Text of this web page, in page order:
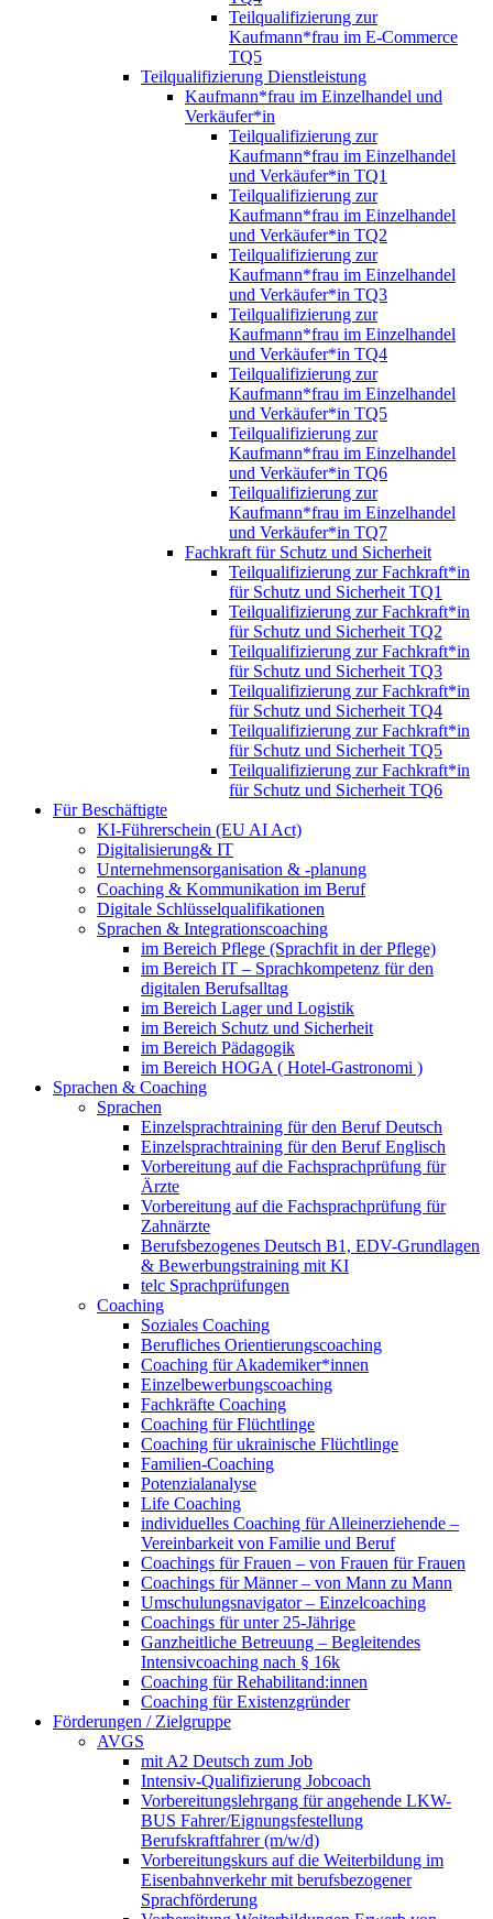
Teilqualifizierung zur
Kaufmann*frau im E-Commerce
TQ5
Teilqualifizierung Dienstleistung
Kaufmann*frau im Einzelhandel und
Verkäufer*in
Teilqualifizierung zur
Kaufmann*frau im Einzelhandel
und Verkäufer*in TQ1
Teilqualifizierung zur
Kaufmann*frau im Einzelhandel
und Verkäufer*in TQ2
Teilqualifizierung zur
Kaufmann*frau im Einzelhandel
und Verkäufer*in TQ3
Teilqualifizierung zur
Kaufmann*frau im Einzelhandel
und Verkäufer*in TQ4
Teilqualifizierung zur
Kaufmann*frau im Einzelhandel
und Verkäufer*in TQ5
Teilqualifizierung zur
Kaufmann*frau im Einzelhandel
und Verkäufer*in TQ6
Teilqualifizierung zur
Kaufmann*frau im Einzelhandel
und Verkäufer*in TQ7
Fachkraft für Schutz und Sicherheit
Teilqualifizierung zur Fachkraft*in
für Schutz und Sicherheit TQ1
Teilqualifizierung zur Fachkraft*in
für Schutz und Sicherheit TQ2
Teilqualifizierung zur Fachkraft*in
für Schutz und Sicherheit TQ3
Teilqualifizierung zur Fachkraft*in
für Schutz und Sicherheit TQ4
Teilqualifizierung zur Fachkraft*in
für Schutz und Sicherheit TQ5
Teilqualifizierung zur Fachkraft*in
für Schutz und Sicherheit TQ6
Für Beschäftigte
KI-Führerschein (EU AI Act)
Digitalisierung& IT
Unternehmensorganisation & ‑planung
Coaching & Kommunikation im Beruf
Digitale Schlüsselqualifikationen
Sprachen & Integrationscoaching
im Bereich Pflege (Sprachfit in der Pflege)
im Bereich IT – Sprachkompetenz für den
digitalen Berufsalltag
im Bereich Lager und Logistik
im Bereich Schutz und Sicherheit
im Bereich Pädagogik
im Bereich HOGA ( Hotel-Gastronomi )
Sprachen & Coaching
Sprachen
Einzelsprachtraining für den Beruf Deutsch
Einzelsprachtraining für den Beruf Englisch
Vorbereitung auf die Fachsprachprüfung für
Ärzte
Vorbereitung auf die Fachsprachprüfung für
Zahnärzte
Berufsbezogenes Deutsch B1, EDV-Grundlagen
& Bewerbungstraining mit KI
telc Sprachprüfungen
Coaching
Soziales Coaching
Berufliches Orientierungscoaching
Coaching für Akademiker*innen
Einzelbewerbungscoaching
Fachkräfte Coaching
Coaching für Flüchtlinge
Coaching für ukrainische Flüchtlinge
Familien-Coaching
Potenzialanalyse
Life Coaching
individuelles Coaching für Alleinerziehende –
Vereinbarkeit von Familie und Beruf
Coachings für Frauen – von Frauen für Frauen
Coachings für Männer – von Mann zu Mann
Umschulungsnavigator – Einzelcoaching
Coachings für unter 25-Jährige
Ganzheitliche Betreuung – Begleitendes
Intensivcoaching nach § 16k
Coaching für Rehabilitand:innen
Coaching für Existenzgründer
Förderungen / Zielgruppe
AVGS
mit A2 Deutsch zum Job
Intensiv-Qualifizierung Jobcoach
Vorbereitungslehrgang für angehende LKW-
BUS Fahrer/Eignungsfestellung
Berufskraftfahrer (m/w/d)
Vorbereitungskurs auf die Weiterbildung im
Eisenbahnverkehr mit berufsbezogener
Sprachförderung